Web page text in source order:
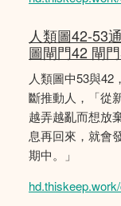
人類圖42-53
圖閘門42 閘
人類圖中53與42
斷推動人，「從
越弄越亂而想放
息再回來，就會
期中。」